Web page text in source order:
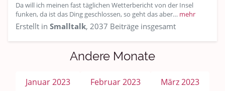
Da will ich meinen fast täglichen Wetterbericht von der Insel
funken, da ist das Ding geschlossen, so geht das aber… mehr
Erstellt in Smalltalk, 2037 Beiträge insgesamt
Andere Monate
Januar 2023 Februar 2023
März 2023